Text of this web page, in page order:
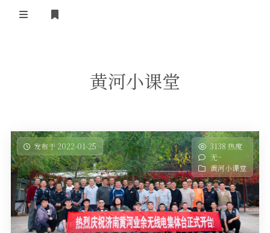
关于黄河
黄河使命
黄河新闻
政策法规
活动竞赛
行业新闻
无线电资料
BA4II
图文教程
视频资料
器材专区
车载类别
摩托车
编号申请
黄河直播
黄河小课堂
发布于 2022-01-25
3138 热度
无~
黄河小课堂